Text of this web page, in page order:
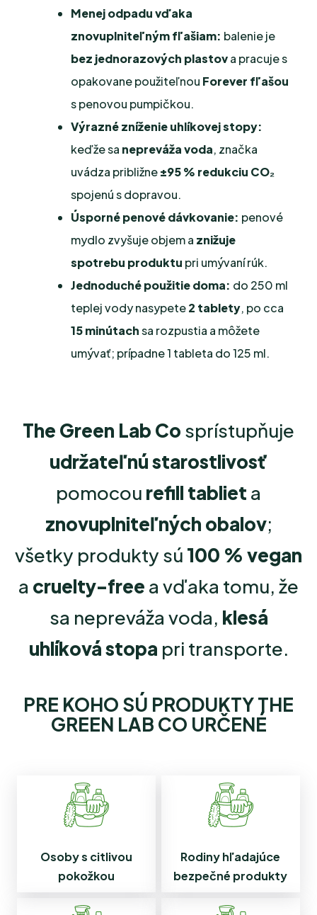
Menej odpadu vďaka
znovuplniteľným fľašiam: balenie je
bez jednorazových plastova pracuje s
opakovane použiteľnou Forever fľašou
s penovou pumpičkou.
Výrazné zníženie uhlíkovej stopy:
keďže sa nepreváža voda, značka
uvádza približne±95 % redukciu CO₂
spojenú s dopravou.
Úsporné penové dávkovanie: penové
mydlo zvyšuje objem a znižuje
spotrebu produktu pri umývaní rúk.
Jednoduché použitie doma: do 250 ml
teplej vody nasypete2 tablety, po cca
15 minútachsa rozpustia a môžete
umývať; prípadne 1 tableta do 125 ml.
The Green Lab Co sprístupňuje
udržateľnú starostlivosť
pomocou refill tabliet a
znovuplniteľných obalov;
všetky produkty sú 100 % vegan
a cruelty-free a vďaka tomu, že
sa nepreváža voda, klesá
uhlíková stopa pri transporte.
PRE KOHO SÚ PRODUKTY THE
GREEN LAB CO URČENÉ
Osoby s citlivou
pokožkou
Rodiny hľadajúce
bezpečné produkty